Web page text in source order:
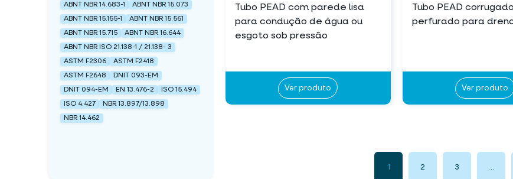
ABNT NBR 14.683-1
ABNT NBR 15.073
ABNT NBR 15.155-1
ABNT NBR 15.561
ABNT NBR 15.715
ABNT NBR 16.644
ABNT NBR ISO 21.138-1 / 21.138- 3
ASTM F2306
ASTM F2418
ASTM F2648
DNIT 093-EM
DNIT 094-EM
EN 13.476-2
ISO 15.494
ISO 4.427
NBR 13.897/13.898
NBR 14.462
Tubo PEAD com parede lisa
para condução de água ou
esgoto sob pressão
Ver produto
Tubo PEAD corrugado
perfurado para
Ver produto
1 2 3 …